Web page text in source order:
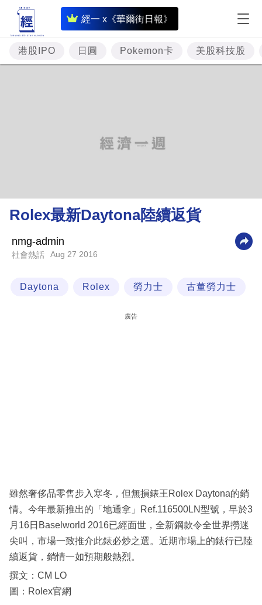
經一 x《華爾街日報》
即
時
財
經
理
財
業
閱
專
區
港股IPO 日圓 Pokemon卡 美股科技股
Rolex最新Daytona陸續返貨
nmg-admin
社會熱話 Aug 27 2016
Daytona Rolex 勞力士 古董勞力士
廣告
雖然奢侈品零售步入寒冬，但無損錶王Rolex Daytona的銷
情。今年最新推出的「地通拿」Ref.116500LN型號，早於3
月16日Baselworld 2016已經面世，全新鋼款令全世界撈迷
尖叫，市場一致推介此錶必炒之選。近期市場上的錶行已陸
續返貨，銷情一如預期般熱烈。
撰文：CM LO
圖：Rolex官網